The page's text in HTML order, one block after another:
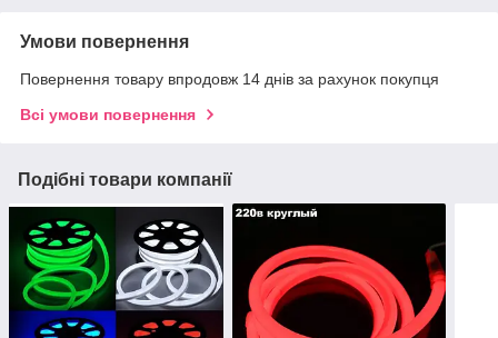
Умови повернення
Повернення товару впродовж 14 днів за рахунок покупця
Всі умови повернення
Подібні товари компанії